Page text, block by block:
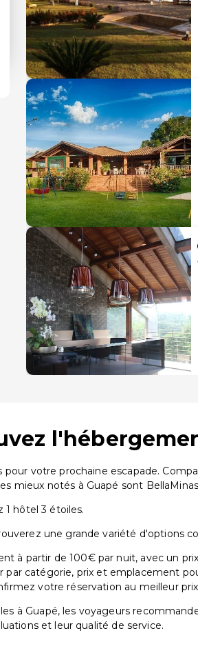
pour votre prochaine escapade.
mieux notés à Guapé sont
1 hôtel 3 étoiles.
une grande variété d'options
à partir de 100€ par nuit, avec un
par catégorie, prix et emplacement
votre réservation au meilleur
à Guapé, les voyageurs
et leur qualité de service.